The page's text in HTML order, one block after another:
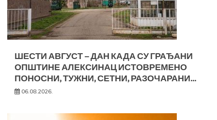
ШЕСТИ АВГУСТ – ДАН КАДА СУ ГРАЂАНИ
ОПШТИНЕ АЛЕКСИНАЦ ИСТОВРЕМЕНО
ПОНОСНИ, ТУЖНИ, СЕТНИ, РАЗОЧАРАНИ…
06.08.2026.